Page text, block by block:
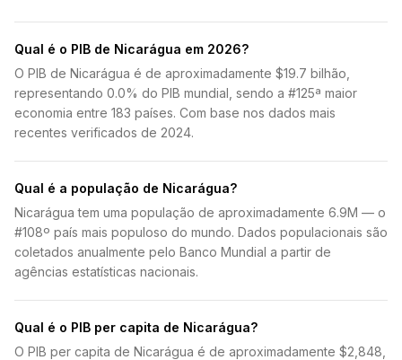
Qual é o PIB de Nicarágua em 2026?
O PIB de Nicarágua é de aproximadamente $19.7 bilhão,
representando 0.0% do PIB mundial, sendo a #125ª maior
economia entre 183 países. Com base nos dados mais
recentes verificados de 2024.
Qual é a população de Nicarágua?
Nicarágua tem uma população de aproximadamente 6.9M — o
#108º país mais populoso do mundo. Dados populacionais são
coletados anualmente pelo Banco Mundial a partir de
agências estatísticas nacionais.
Qual é o PIB per capita de Nicarágua?
O PIB per capita de Nicarágua é de aproximadamente $2,848,